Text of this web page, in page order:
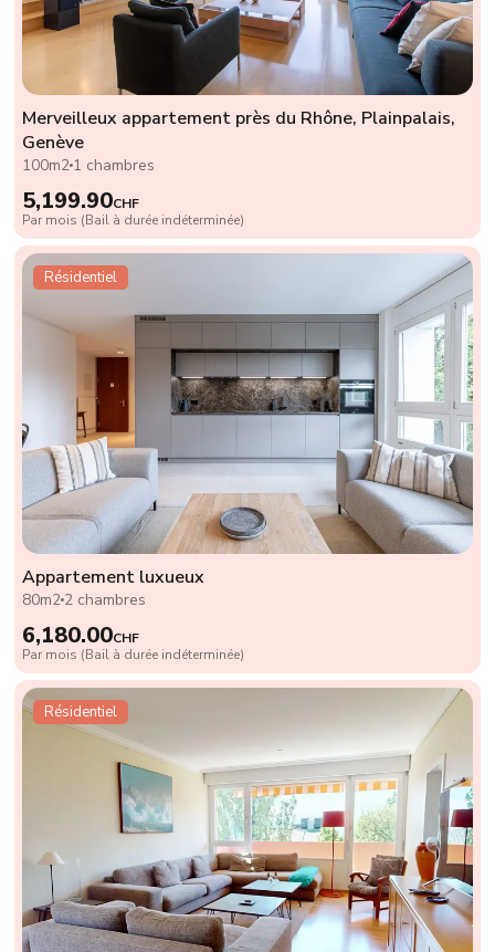
Merveilleux appartement près du Rhône, Plainpalais,
Genève
100m2 1 chambres
5,199.90CHF
Par mois (Bail à durée indéterminée)
Résidentiel
Appartement luxueux
80m2 2 chambres
6,180.00CHF
Par mois (Bail à durée indéterminée)
Résidentiel